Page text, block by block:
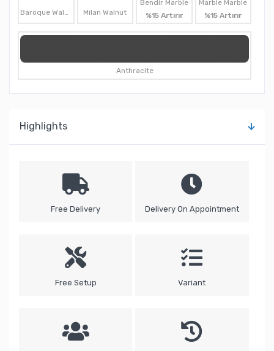
Baroque Walnut Milan Walnut
Bendir Marble
%15 Artırır
Marble Marble
%15 Artırır
Anthracite
Highlights
Free Delivery Delivery On Appointment
Free Setup Variant